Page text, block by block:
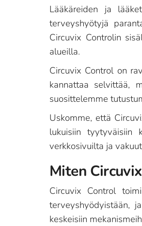
Lääkäreiden ja
terveyshyötyjä
Circuvix Controlin
alueilla.
Circuvix Control on
kannattaa selvittää,
suosittelemme
Uskomme, että
lukuisiin tyytyväisiin
verkkosivuilta ja
Miten
Circuvix Control
terveyshyödyistään,
keskeisiin